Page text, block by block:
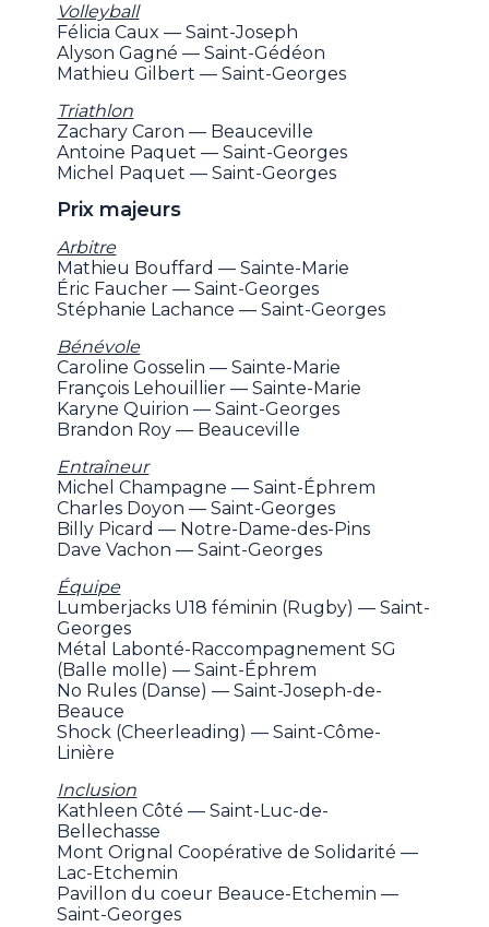
Volleyball
Félicia Caux — Saint-Joseph
Alyson Gagné — Saint-Gédéon
Mathieu Gilbert — Saint-Georges
Triathlon
Zachary Caron — Beauceville
Antoine Paquet — Saint-Georges
Michel Paquet — Saint-Georges
Prix majeurs
Arbitre
Mathieu Bouffard — Sainte-Marie
Éric Faucher — Saint-Georges
Stéphanie Lachance — Saint-Georges
Bénévole
Caroline Gosselin — Sainte-Marie
François Lehouillier — Sainte-Marie
Karyne Quirion — Saint-Georges
Brandon Roy — Beauceville
Entraîneur
Michel Champagne — Saint-Éphrem
Charles Doyon — Saint-Georges
Billy Picard — Notre-Dame-des-Pins
Dave Vachon — Saint-Georges
Équipe
Lumberjacks U18 féminin (Rugby) — Saint-
Georges
Métal Labonté-Raccompagnement SG
(Balle molle) — Saint-Éphrem
No Rules (Danse) — Saint-Joseph-de-
Beauce
Shock (Cheerleading) — Saint-Côme-
Linière
Inclusion
Kathleen Côté — Saint-Luc-de-
Bellechasse
Mont Orignal Coopérative de Solidarité —
Lac-Etchemin
Pavillon du coeur Beauce-Etchemin —
Saint-Georges